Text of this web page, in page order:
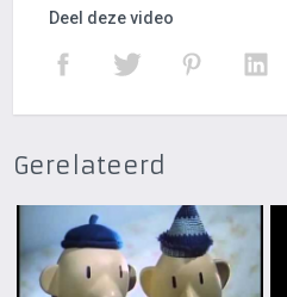
Deel deze video
Gerelateerd